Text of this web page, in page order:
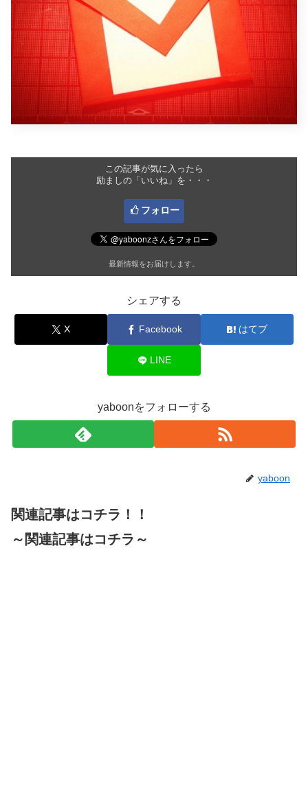
この記事が気に入ったら
励ましの「いいね」を・・・
フォロー
最新情報をお届けします。
シェアする
X Facebook はてブ
LINE
yaboonをフォローする
yaboon
関連記事はコチラ！！
～関連記事はコチラ～